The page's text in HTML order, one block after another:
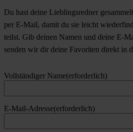
Du hast deine Lieblingsredner
per E-Mail, damit du sie leicht
teilst. Gib deinen Namen und deine E-
senden wir dir deine Favoriten direkt in
Vollständiger Name(erforderlich)
E-Mail-Adresse(erforderlich)